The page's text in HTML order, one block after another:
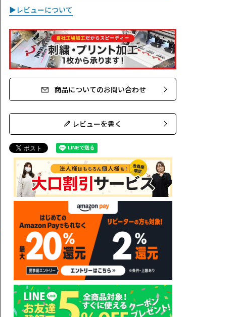
▶レビューについて
商品についてのお問い合わせ
レビューを書く